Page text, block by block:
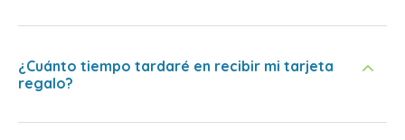
¿Cuánto tiempo tardaré en recibir mi tarjeta
regalo?